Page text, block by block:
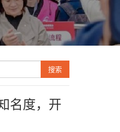
名度，开